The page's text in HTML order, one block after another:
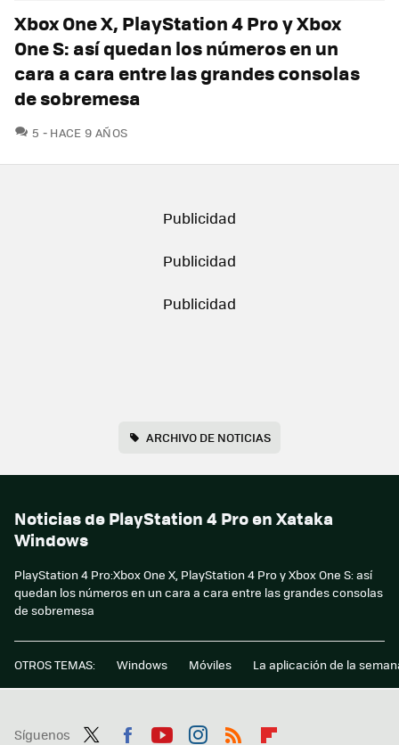
Xbox One X, PlayStation 4 Pro y Xbox
One S: así quedan los números en un
cara a cara entre las grandes consolas
de sobremesa
5 COMENTARIOS
HACE 9 AÑOS
ARCHIVO DE NOTICIAS
Noticias de PlayStation 4 Pro en Xataka
Windows
PlayStation 4 Pro:Xbox One X, PlayStation 4 Pro y Xbox One S: así
quedan los números en un cara a cara entre las grandes consolas
de sobremesa
OTROS TEMAS: Windows Móviles La aplicación de la
Síguenos